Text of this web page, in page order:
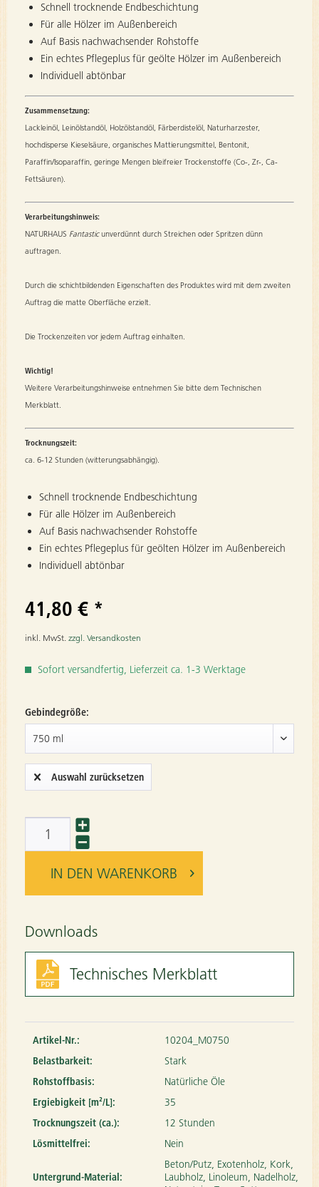
Schnell trocknende Endbeschichtung
Für alle Hölzer im Außenbereich
Auf Basis nachwachsender Rohstoffe
Ein echtes Pflegeplus für geölte Hölzer im Außenbereich
Individuell abtönbar
Zusammensetzung:
Lackleinöl, Leinölstandöl, Holzölstandöl, Färberdistelöl, Naturharzester,
hochdisperse Kieselsäure, organisches Mattierungsmittel, Bentonit,
Paraffin/Isoparaffin, geringe Mengen bleifreier Trockenstoffe (Co-, Zr-, Ca-
Fettsäuren).
Verarbeitungshinweis:
NATURHAUS Fantasticunverdünnt durch Streichen oder Spritzen dünn
auftragen.
Durch die schichtbildenden Eigenschaften des Produktes wird mit dem zweiten
Auftrag die matte Oberfläche erzielt.
Die Trockenzeiten vor jedem Auftrag einhalten.
Wichtig!
Weitere Verarbeitungshinweise entnehmen Sie bitte dem Technischen
Merkblatt.
Trocknungszeit:
ca. 6-12 Stunden (witterungsabhängig).
Schnell trocknende Endbeschichtung
Für alle Hölzer im Außenbereich
Auf Basis nachwachsender Rohstoffe
Ein echtes Pflegeplus für geölten Hölzer im Außenbereich
Individuell abtönbar
41,80 € *
inkl. MwSt. zzgl. Versandkosten
Sofort versandfertig, Lieferzeit ca. 1-3 Werktage
Gebindegröße:
Auswahl zurücksetzen
IN DEN WARENKORB
Downloads
Technisches Merkblatt
Artikel-Nr.:
10204_M0750
Belastbarkeit:
Stark
Rohstoffbasis:
Natürliche Öle
Ergiebigkeit [m²/L]:
35
Trocknungszeit (ca.):
12 Stunden
Lösmittelfrei:
Nein
Untergrund-Material:
Beton/Putz, Exotenholz, Kork,
Laubholz, Linoleum, Nadelholz,